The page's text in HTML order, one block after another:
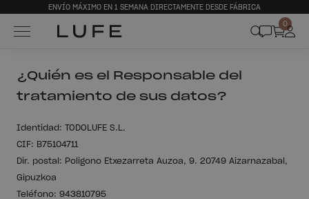
ENVÍO MÁXIMO EN 1 SEMANA DIRECTAMENTE DESDE FÁBRICA
0
¿Quién es el Responsable del
tratamiento de sus datos?
Identidad: TODOLUFE S.L.
CIF: B75104711
Dir. postal: Poligono Etxezarreta Auzoa, 9. 20749 Aizarnazabal,
Gipuzkoa
Teléfono: 943810795